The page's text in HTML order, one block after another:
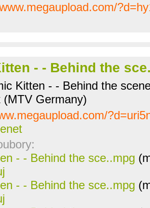
- - Behind the
Kitten - - Behind the
(MTV Germany)
- - Behind the sce..mpg
- - Behind the sce..mpg